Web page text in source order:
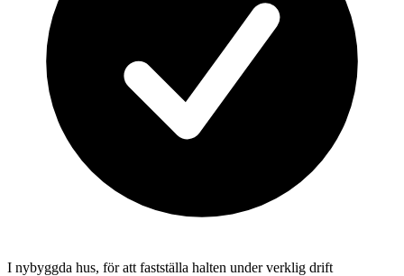
I nybyggda hus, för att fastställa halten under verklig drift